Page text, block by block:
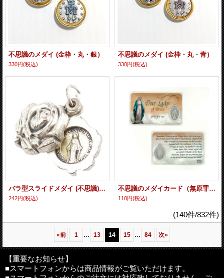
不思議のメダイ (金枠・丸・銀）
330円(税込)
不思議のメダイ (金枠・丸・青）
330円(税込)
バラ型スライドメダイ (不思議) ※返品不可商品
242円(税込)
不思議のメダイカード（無原罪の聖母 / 英語版）
110円(税込)
(140件/832件)
«前 1 ... 13 14 15 ... 84 次»
【重要なお知らせ】
■スマートフォンからは商品情報がご覧いただけます。